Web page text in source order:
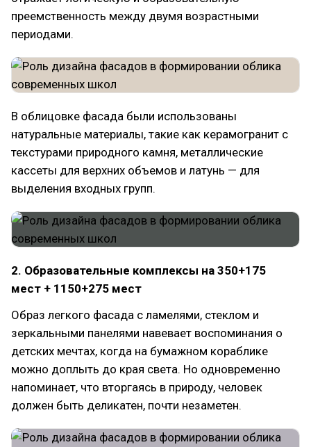
преемственность между двумя возрастными
периодами.
В облицовке фасада были использованы
натуральные материалы, такие как керамогранит с
текстурами природного камня, металлические
кассеты для верхних объемов и латунь — для
выделения входных групп.
2. Образовательные комплексы на 350+175
мест + 1150+275 мест
Образ легкого фасада с ламелями, стеклом и
зеркальными панелями навевает воспоминания о
детских мечтах, когда на бумажном кораблике
можно доплыть до края света. Но одновременно
напоминает, что вторгаясь в природу, человек
должен быть деликатен, почти незаметен.